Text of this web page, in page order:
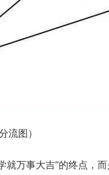
流图）
万事大吉”的终点，